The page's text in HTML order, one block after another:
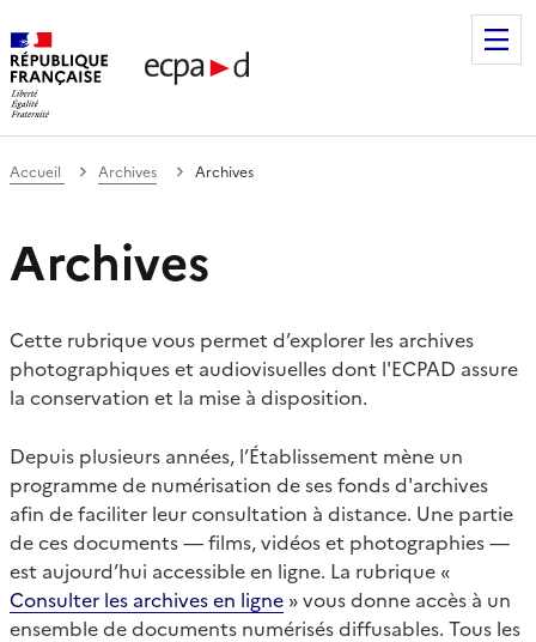
de communication et de production
Accueil Archives Archives
Archives
Cette rubrique vous permet d’explorer les archives
photographiques et audiovisuelles dont l'ECPAD assure
la conservation et la mise à disposition.
Depuis plusieurs années, l’Établissement mène un
programme de numérisation de ses fonds d'archives
afin de faciliter leur consultation à distance. Une partie
de ces documents — films, vidéos et photographies —
est aujourd’hui accessible en ligne. La rubrique «
Consulter les archives en ligne » vous donne accès à un
ensemble de documents numérisés diffusables. Tous les